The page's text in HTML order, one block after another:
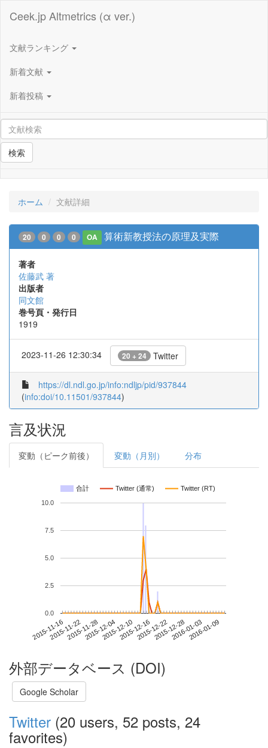
Ceek.jp Altmetrics (α ver.)
文献ランキング
新着文献
新着投稿
検索
ホーム 文献詳細
20 0 0 0 OA 算術新教授法の原理及実際
著者
佐藤武 著
出版者
同文館
巻号頁・発行日
1919
2023-11-26 12:30:34 20 + 24 Twitter
https://dl.ndl.go.jp/info:ndljp/pid/937844
(info:doi/10.11501/937844)
言及状況
変動（ピーク前後） 変動（月別） 分布
合計 Twitter (通常) Twitter (RT)
2015-11-162015-11-222015-11-282015-12-042015-12-102015-12-162015-12-222015-12-282016-01-032016-01-09
0.0
2.5
5.0
7.5
10.0
外部データベース (DOI)
Google Scholar
Twitter (20 users, 52 posts, 24
favorites)